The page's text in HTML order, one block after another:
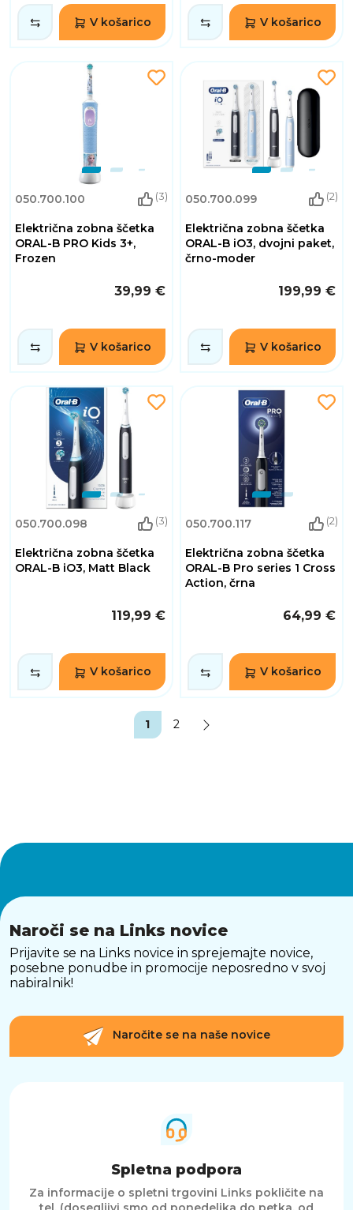
V košarico V košarico
050.700.100 (3)
Električna zobna ščetka
ORAL-B PRO Kids 3+,
Frozen
39,99 €
V košarico
050.700.099 (2)
Električna zobna ščetka
ORAL-B iO3, dvojni paket,
črno-moder
199,99 €
V košarico
050.700.098 (3)
Električna zobna ščetka
ORAL-B iO3, Matt Black
119,99 €
V košarico
050.700.117 (2)
Električna zobna ščetka
ORAL-B Pro series 1 Cross
Action, črna
64,99 €
V košarico
1 2
Naroči se na Links novice
Prijavite se na Links novice in sprejemajte novice,
posebne ponudbe in promocije neposredno v svoj
nabiralnik!
Naročite se na naše novice
Spletna podpora
Za informacije o spletni trgovini Links pokličite na